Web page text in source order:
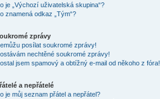
je „Výchozí uživatelská skupina“?
znamená odkaz „Tým“?
zprávy
posílat soukromé zprávy!
nechtěné soukromé zprávy!
jsem spamový a obtížný e-mail od někoho z fóra!
a nepřátelé
je můj seznam přátel a nepřátel?